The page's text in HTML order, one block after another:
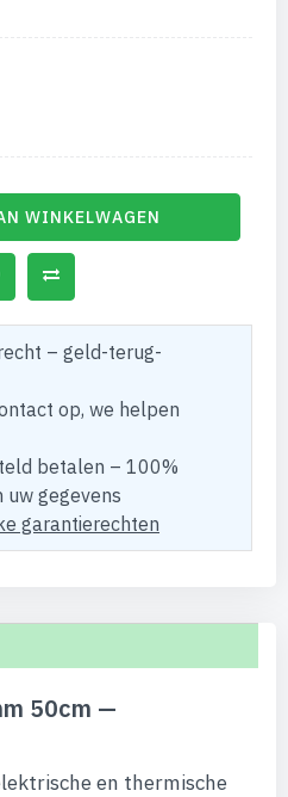
WINKELWAGEN
– geld-terug-
op, we helpen
betalen – 100%
uw gegevens
garantierechten
50cm —
en thermische